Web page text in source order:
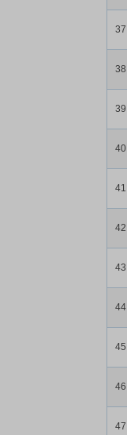
37
38
39
40
41
42
43
44
45
46
47